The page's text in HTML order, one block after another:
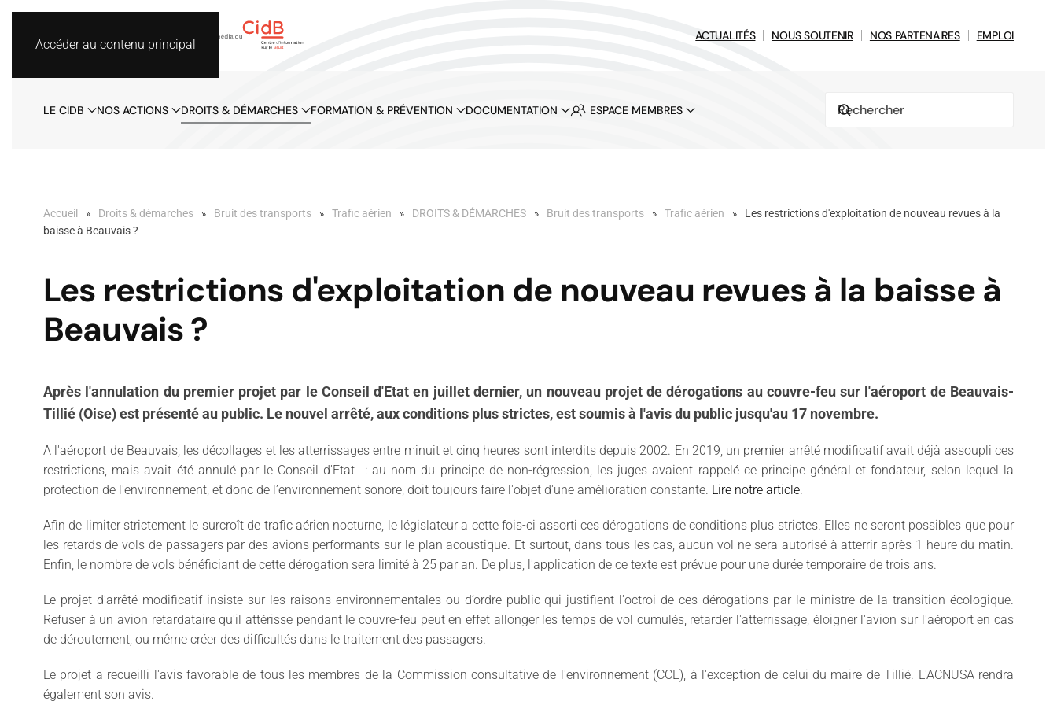
Accéder au contenu principal
ACTUALITÉS NOUS SOUTENIR NOS PARTENAIRES EMPLOI
LE CIDB NOS ACTIONS DROITS & DÉMARCHES FORMATION & PRÉVENTION DOCUMENTATION ESPACE MEMBRES
Accueil Droits & démarches Bruit des transports Trafic aérien DROITS & DÉMARCHES Bruit des transports Trafic aérien
Les restrictions d'exploitation de nouveau revues à la
baisse à Beauvais ?
Les restrictions d'exploitation de nouveau revues à la baisse à
Beauvais ?
Après l'annulation du premier projet par le Conseil d'Etat en juillet dernier, un nouveau projet de dérogations au couvre-feu sur l'aéroport de Beauvais-
Tillié (Oise) est présenté au public. Le nouvel arrêté, aux conditions plus strictes, est soumis à l'avis du public jusqu'au 17 novembre.
A l'aéroport de Beauvais, les décollages et les atterrissages entre minuit et cinq heures sont interdits depuis 2002. En 2019, un premier arrêté modificatif avait déjà assoupli ces
restrictions, mais avait été annulé par le Conseil d'Etat : au nom du principe de non-régression, les juges avaient rappelé ce principe général et fondateur, selon lequel la
protection de l'environnement, et donc de l’environnement sonore, doit toujours faire l'objet d'une amélioration constante. Lire notre article.
Afin de limiter strictement le surcroît de trafic aérien nocturne, le législateur a cette fois-ci assorti ces dérogations de conditions plus strictes. Elles ne seront possibles que pour
les retards de vols de passagers par des avions performants sur le plan acoustique. Et surtout, dans tous les cas, aucun vol ne sera autorisé à atterrir après 1 heure du matin.
Enfin, le nombre de vols bénéficiant de cette dérogation sera limité à 25 par an. De plus, l'application de ce texte est prévue pour une durée temporaire de trois ans.
Le projet d'arrêté modificatif insiste sur les raisons environnementales ou d’ordre public qui justifient l'octroi de ces dérogations par le ministre de la transition écologique.
Refuser à un avion retardataire qu'il attérisse pendant le couvre-feu peut en effet allonger les temps de vol cumulés, retarder l'atterrissage, éloigner l'avion sur l'aéroport en cas
de déroutement, ou même créer des difficultés dans le traitement des passagers.
Le projet a recueilli l'avis favorable de tous les membres de la Commission consultative de l'environnement (CCE), à l'exception de celui du maire de Tillié. L'ACNUSA rendra
également son avis.